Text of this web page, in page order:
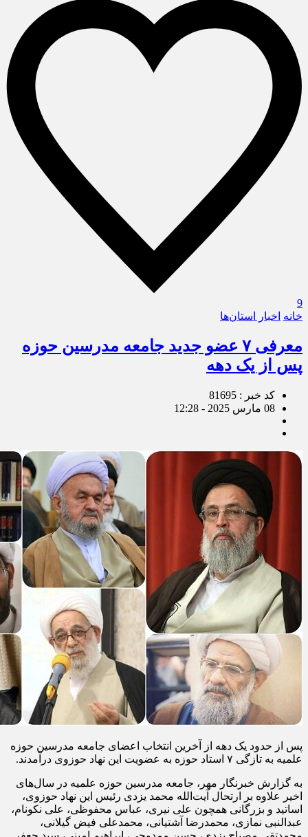
9
خانه اخبار استان‌ها
معرفی ۷ عضو جدید جامعه مدرسین حوزه
پس از یک دهه
کد خبر : 81695
08 مارس 2025 - 12:28
پس از حدود یک دهه از آخرین انتخاب اعضای جامعه مدرسین حوزه
علمیه به تازگی ۷ استاد حوزه به عضویت این نهاد حوزوی درآمدند.
به گزارش خبرنگار مهر، جامعه مدرسین حوزه علمیه در سال‌های
اخیر علاوه بر ارتحال آیت‌الله محمد یزدی رئیس این نهاد حوزوی،
اساتید و بزرگانی همچون علی نیری، عباس محفوظی، علی نکونام،
عبدالنبی نمازی، محمدرضا آشتیانی، محمدعلی فیض گیلانی،